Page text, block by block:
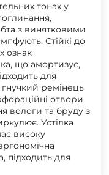
тонах у
з винятковими
Стійкі до
ознак
що амортизує,
для
ремінець
отвори
вологи та бруду з
Устілка
високу
підходить для